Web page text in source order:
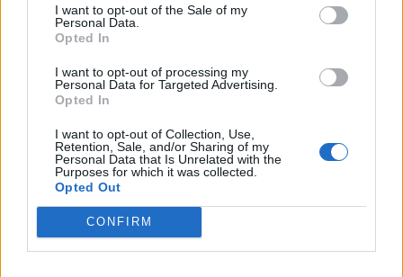
I want to opt-out of the Sale of my
Personal Data.
Opted In
I want to opt-out of processing my
Personal Data for Targeted Advertising.
Opted In
I want to opt-out of Collection, Use,
Retention, Sale, and/or Sharing of my
Personal Data that Is Unrelated with the
Purposes for which it was collected.
Opted Out
CONFIRM
Ér majd valamit a diploma, mire a felvételizők
elvégzik az egyetemet? Nem minden papírnak
ugyanannyi az értéke
A legnagyobb verseny a marketing, média és PR
területén figyelhető meg, ahol átlagosan száz feletti
jelentkező juthat egy pályakezdő állásra.